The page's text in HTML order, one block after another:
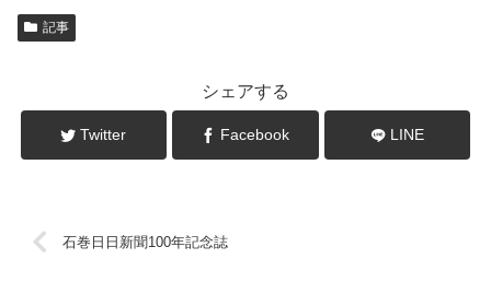
記事
シェアする
Twitter Facebook LINE
石巻日日新聞100年記念誌